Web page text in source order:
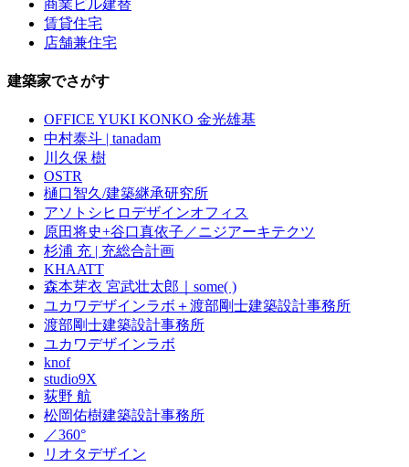
商業ビル建替
賃貸住宅
店舗兼住宅
建築家でさがす
OFFICE YUKI KONKO 金光雄基
中村泰斗 | tanadam
川久保 樹
OSTR
樋口智久/建築継承研究所
アソトシヒロデザインオフィス
原田将史+谷口真依子／ニジアーキテクツ
杉浦 充 | 充総合計画
KHAATT
森本芽衣 宮武壮太郎｜some( )
ユカワデザインラボ＋渡部剛士建築設計事務所
渡部剛士建築設計事務所
ユカワデザインラボ
knof
studio9X
荻野 航
松岡佑樹建築設計事務所
／360°
リオタデザイン